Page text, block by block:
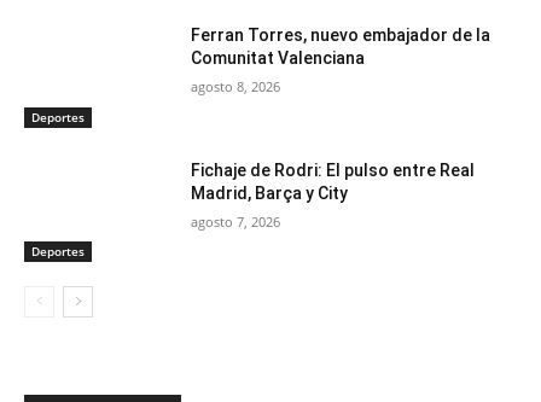
Deportes
Ferran Torres, nuevo embajador de la
Comunitat Valenciana
agosto 8, 2026
Deportes
Fichaje de Rodri: El pulso entre Real
Madrid, Barça y City
agosto 7, 2026